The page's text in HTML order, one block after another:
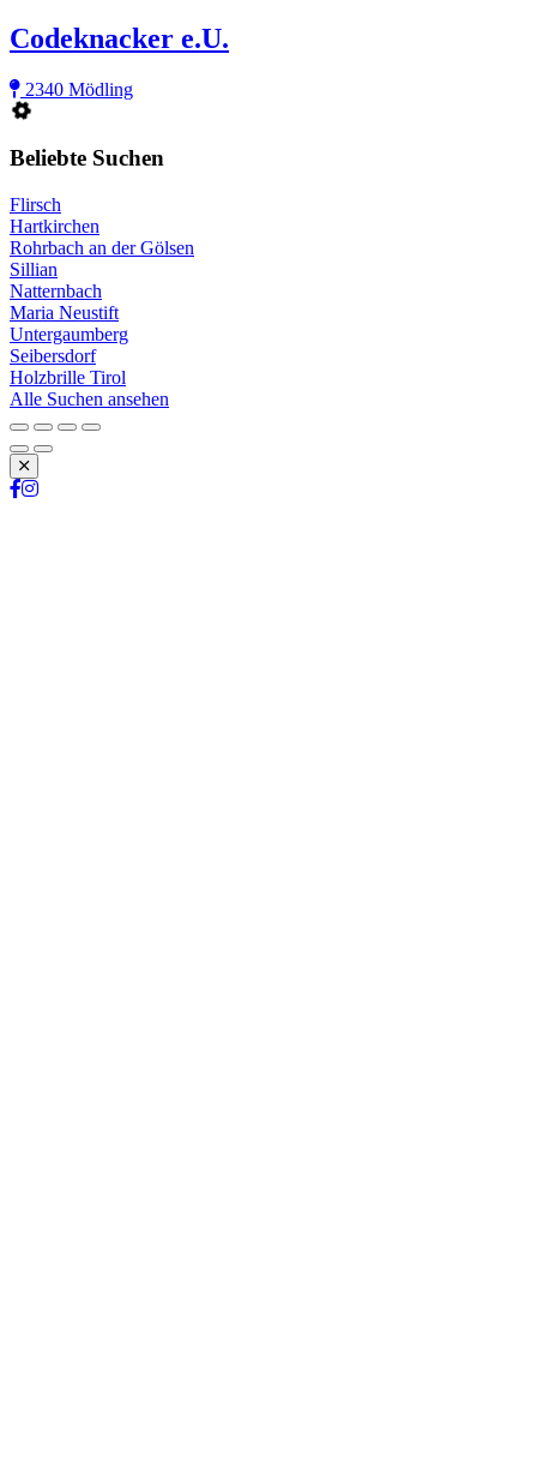
Codeknacker e.U.
2340 Mödling
Beliebte Suchen
Flirsch
Hartkirchen
Rohrbach an der Gölsen
Sillian
Natternbach
Maria Neustift
Untergaumberg
Seibersdorf
Holzbrille Tirol
Alle Suchen ansehen
Schließen